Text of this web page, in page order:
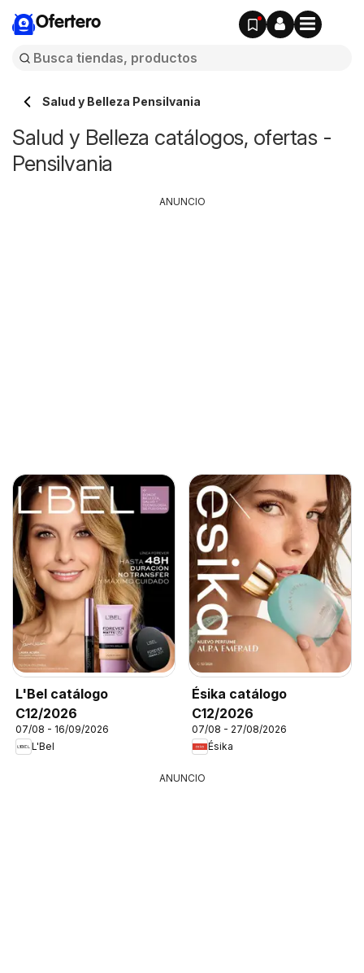
Ofertero
Salud y Belleza Pensilvania
Salud y Belleza catálogos, ofertas -
Pensilvania
L'Bel catálogo
C12/2026
07/08 - 16/09/2026
L'Bel
Ésika catálogo
C12/2026
07/08 - 27/08/2026
Ésika
ANUNCIO
ANUNCIO